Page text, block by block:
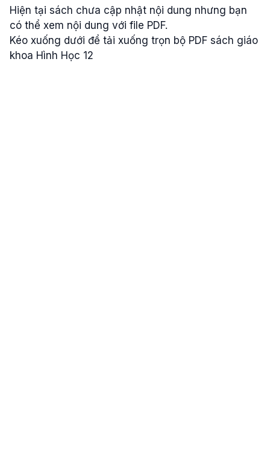
Hiện tại sách chưa cập nhật nội dung nhưng bạn
có thể xem nội dung với file PDF.
Kéo xuống dưới để tải xuống trọn bộ PDF sách giáo
khoa Hình Học 12